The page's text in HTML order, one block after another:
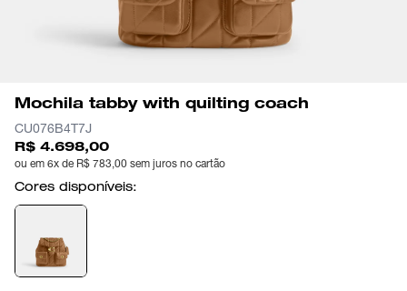
Mochila tabby with quilting coach
CU076B4T7J
R$ 4.698,00
ou em 6x de R$ 783,00 sem juros no cartão
Cores disponíveis: